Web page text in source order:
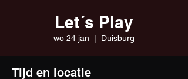
Let´s Play
wo 24 jan Duisburg
Tijd en locatie